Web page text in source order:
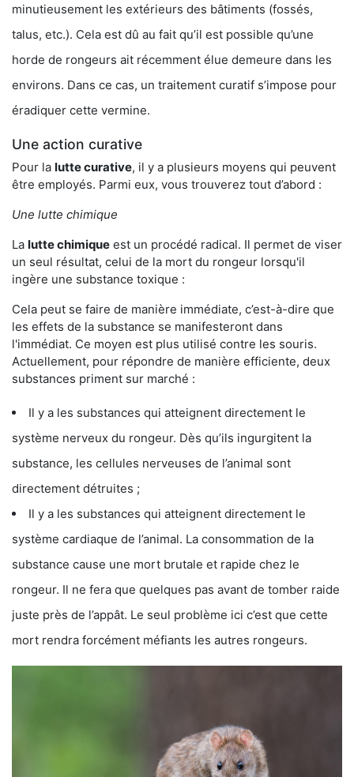
minutieusement les extérieurs des bâtiments (fossés,
talus, etc.). Cela est dû au fait qu’il est possible qu’une
horde de rongeurs ait récemment élue demeure dans les
environs. Dans ce cas, un traitement curatif s’impose pour
éradiquer cette vermine.
Une action curative
Pour la lutte curative, il y a plusieurs moyens qui peuvent
être employés. Parmi eux, vous trouverez tout d’abord :
Une lutte chimique
La lutte chimique est un procédé radical. Il permet de viser
un seul résultat, celui de la mort du rongeur lorsqu'il
ingère une substance toxique :
Cela peut se faire de manière immédiate, c’est-à-dire que
les effets de la substance se manifesteront dans
l'immédiat. Ce moyen est plus utilisé contre les souris.
Actuellement, pour répondre de manière efficiente, deux
substances priment sur marché :
Il y a les substances qui atteignent directement le
système nerveux du rongeur. Dès qu’ils ingurgitent la
substance, les cellules nerveuses de l’animal sont
directement détruites ;
Il y a les substances qui atteignent directement le
système cardiaque de l’animal. La consommation de la
substance cause une mort brutale et rapide chez le
rongeur. Il ne fera que quelques pas avant de tomber raide
juste près de l’appât. Le seul problème ici c’est que cette
mort rendra forcément méfiants les autres rongeurs.